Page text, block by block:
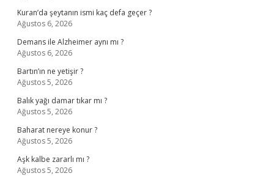
Kuran’da şeytanın ismi kaç defa geçer ?
Ağustos 6, 2026
Demans ile Alzheimer aynı mı ?
Ağustos 6, 2026
Bartın’ın ne yetişir ?
Ağustos 5, 2026
Balık yağı damar tıkar mı ?
Ağustos 5, 2026
Baharat nereye konur ?
Ağustos 5, 2026
Aşk kalbe zararlı mı ?
Ağustos 5, 2026